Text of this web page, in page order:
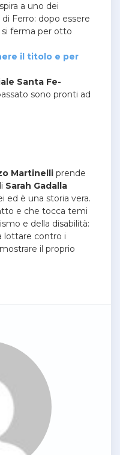
a uno dei
Ferro: dopo essere
ferma per otto
il titolo e per
Santa Fe-
sono pronti ad
Martinelli prende
Sarah Gadalla
ed è una storia vera.
e che tocca temi
e della disabilità:
lottare contro i
il proprio